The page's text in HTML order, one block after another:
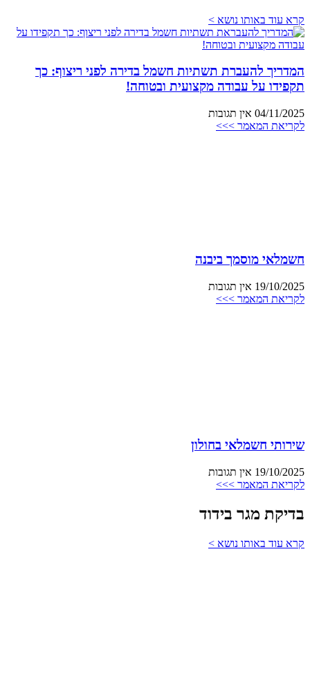
קרא עוד באותו נושא >
המדריך להעברת תשתיות חשמל בדירה לפני ריצוף: כך
תקפידו על עבודה מקצועית ובטוחה!
04/11/2025 אין תגובות
לקריאת המאמר >>>
חשמלאי מוסמך ביבנה
19/10/2025 אין תגובות
לקריאת המאמר >>>
שירותי חשמלאי בחולון
19/10/2025 אין תגובות
לקריאת המאמר >>>
בדיקת מגר בידוד
קרא עוד באותו נושא >